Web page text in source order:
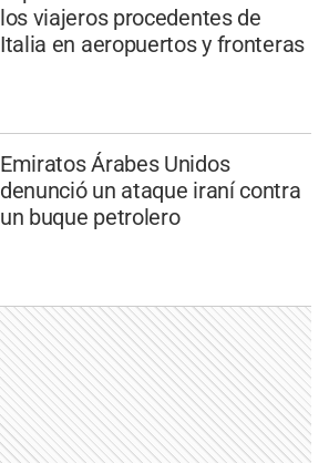
los viajeros procedentes de
Italia en aeropuertos y fronteras
Emiratos Árabes Unidos
denunció un ataque iraní contra
un buque petrolero